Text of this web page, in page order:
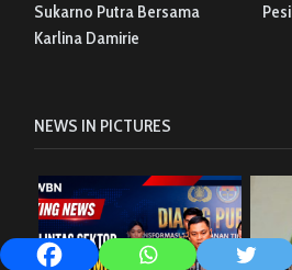
Sukarno Putra Bersama
Karlina Damirie
NEWS IN PICTURES